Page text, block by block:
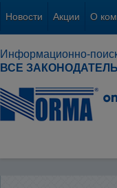
Новости Акции О
Информационно-
ВСЕ